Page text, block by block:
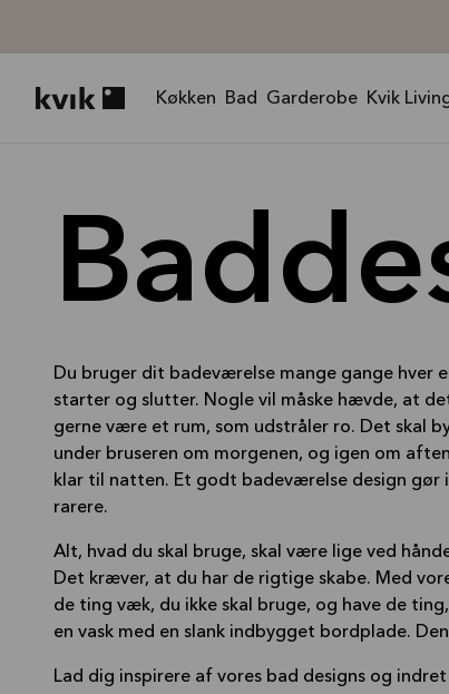
Køkken Bad Garderobe Kvik
Du bruger dit badeværelse mange gange hver
starter og slutter. Nogle vil måske hævde, at
gerne være et rum, som udstråler ro. Det skal
under bruseren om morgenen, og igen om
klar til natten. Et godt badeværelse design gør
rarere.
Alt, hvad du skal bruge, skal være lige ved
Det kræver, at du har de rigtige skabe. Med
de ting væk, du ikke skal bruge, og have de
en vask med en slank indbygget bordplade.
Lad dig inspirere af vores bad designs og